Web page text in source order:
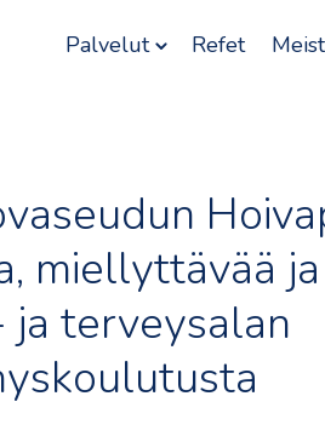
Palvelut Refet
miellyttävää
ja terveysalan